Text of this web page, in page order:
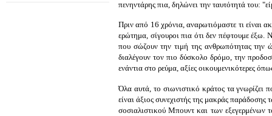
πενηντάρης πια, δηλώνει την ταυτότητά του:
Πριν από 16 χρόνια, αναρωτιόμαστε τι είναι
ερώτημα, σίγουροι πια ότι δεν πέφτουμε έξω.
που σώζουν την τιμή της ανθρωπότητας την
διαλέγουν τον πιο δύσκολο δρόμο, την
ενάντια στο ρεύμα, αξίες οικουμενικότερες
Όλα αυτά, το σιωνιστικό κράτος τα
είναι άξιος συνεχιστής της μακράς
σοσιαλιστικού Μπουντ και των εξεγερμένων